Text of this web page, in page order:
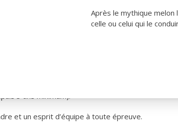
Après le mythique melon
celle ou celui qui le
27 juillet 2025.
3 ans minimum).
et un esprit d’équipe à toute épreuve.